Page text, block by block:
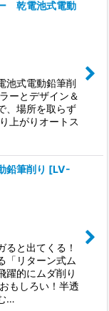
乾電池式電動
池式電動鉛筆削
ーとデザイン＆
、場所を取らず
上がりオートス
筆削り [LV-
ると出てくる！
「リターン式ム
躍的にムダ削り
もしろい！半透
…